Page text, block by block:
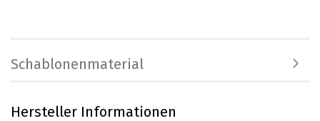
Schablonenmaterial
Hersteller Informationen